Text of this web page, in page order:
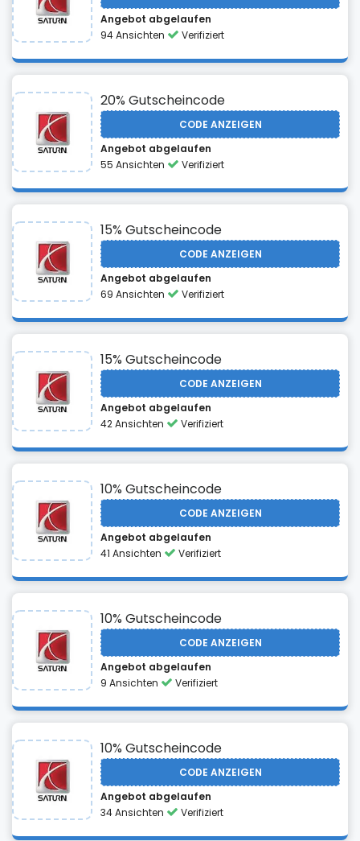
Angebot abgelaufen
94 Ansichten
Verifiziert
20% Gutscheincode
CODE ANZEIGEN
Angebot abgelaufen
55 Ansichten
Verifiziert
15% Gutscheincode
CODE ANZEIGEN
Angebot abgelaufen
69 Ansichten
Verifiziert
15% Gutscheincode
CODE ANZEIGEN
Angebot abgelaufen
42 Ansichten
Verifiziert
10% Gutscheincode
CODE ANZEIGEN
Angebot abgelaufen
41 Ansichten
Verifiziert
10% Gutscheincode
CODE ANZEIGEN
Angebot abgelaufen
9 Ansichten
Verifiziert
10% Gutscheincode
CODE ANZEIGEN
Angebot abgelaufen
34 Ansichten
Verifiziert